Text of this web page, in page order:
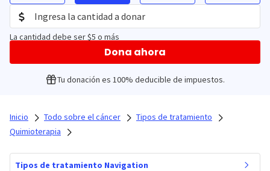
La cantidad debe ser $5 o más
Dona ahora
Tu donación es 100% deducible de impuestos.
Inicio Todo sobre el cáncer
Tipos de tratamiento
Quimioterapia
Tipos de tratamiento Navigation